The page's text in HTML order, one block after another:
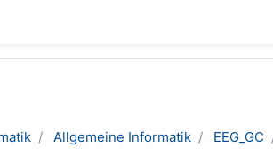
Allgemeine Informatik EEG_GC